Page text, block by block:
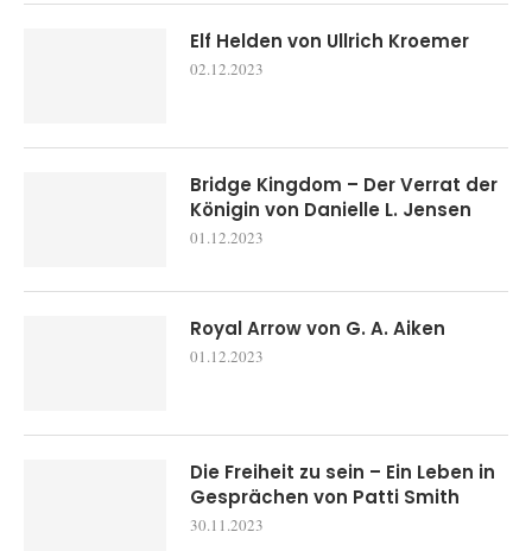
Elf Helden von Ullrich Kroemer
02.12.2023
Bridge Kingdom – Der Verrat der
Königin von Danielle L. Jensen
01.12.2023
Royal Arrow von G. A. Aiken
01.12.2023
Die Freiheit zu sein – Ein Leben in
Gesprächen von Patti Smith
30.11.2023